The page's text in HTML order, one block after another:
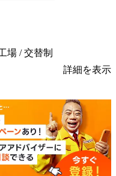
場 / 交替制
詳細を表示